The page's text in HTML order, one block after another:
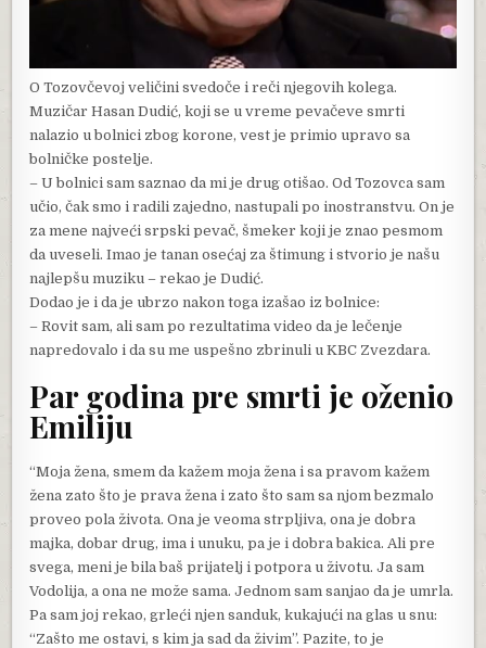
O Tozovčevoj veličini svedoče i reči njegovih kolega.
Muzičar Hasan Dudić, koji se u vreme pevačeve smrti
nalazio u bolnici zbog korone, vest je primio upravo sa
bolničke postelje.
– U bolnici sam saznao da mi je drug otišao. Od Tozovca sam
učio, čak smo i radili zajedno, nastupali po inostranstvu. On je
za mene najveći srpski pevač, šmeker koji je znao pesmom
da uveseli. Imao je tanan osećaj za štimung i stvorio je našu
najlepšu muziku – rekao je Dudić.
Dodao je i da je ubrzo nakon toga izašao iz bolnice:
– Rovit sam, ali sam po rezultatima video da je lečenje
napredovalo i da su me uspešno zbrinuli u KBC Zvezdara.
Par godina pre smrti je oženio
Emiliju
“Moja žena, smem da kažem moja žena i sa pravom kažem
žena zato što je prava žena i zato što sam sa njom bezmalo
proveo pola života. Ona je veoma strpljiva, ona je dobra
majka, dobar drug, ima i unuku, pa je i dobra bakica. Ali pre
svega, meni je bila baš prijatelj i potpora u životu. Ja sam
Vodolija, a ona ne može sama. Jednom sam sanjao da je umrla.
Pa sam joj rekao, grleći njen sanduk, kukajući na glas u snu:
“Zašto me ostavi, s kim ja sad da živim”. Pazite, to je